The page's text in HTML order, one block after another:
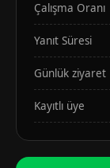
Çalışma Oranı
Yanıt Süresi
Günlük ziyaret
Kayıtlı üye